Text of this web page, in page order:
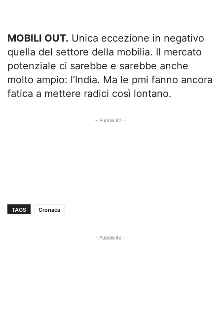
MOBILI OUT. Unica eccezione in negativo
quella del settore della mobilia. Il mercato
potenziale ci sarebbe e sarebbe anche
molto ampio: l’India. Ma le pmi fanno ancora
fatica a mettere radici così lontano.
- Pubblicità -
TAGS Cronaca
- Pubblicità -